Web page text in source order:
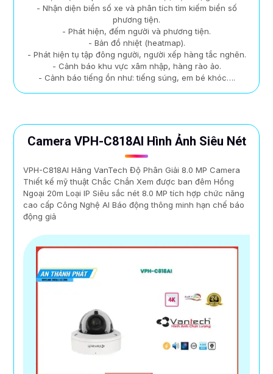
- Nhận diện biển số xe và phân tích tìm kiếm biển số
phương tiện.
- Phát hiện, đếm người và phương tiện.
- Bản đồ nhiệt (heatmap).
- Phát hiện tụ tập đông người, người xếp hàng tắc nghẽn.
- Cảnh báo khu vực xâm nhập, hàng rào ảo.
- Cảnh báo tiếng ồn như: tiếng súng, em bé khóc….
Camera VPH-C818AI Hình Ảnh Siêu Nét
VPH-C818AI Hãng VanTech Độ Phân Giải 8.0 MP Camera
Thiết kế mỹ thuật Chắc Chắn Xem được ban đêm Hồng
Ngoại 20m Loại IP Siêu sắc nét 8.0 MP tích hợp chức năng
cao cấp Công Nghệ AI Báo động thông minh hạn chế báo
động giả